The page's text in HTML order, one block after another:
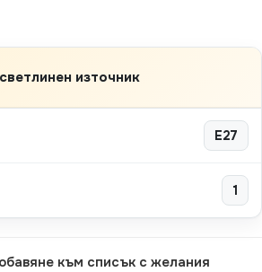
източник
E27
1
към списък с желания